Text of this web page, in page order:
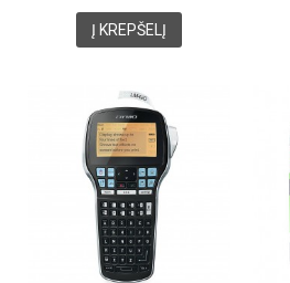
Į KREPŠELĮ